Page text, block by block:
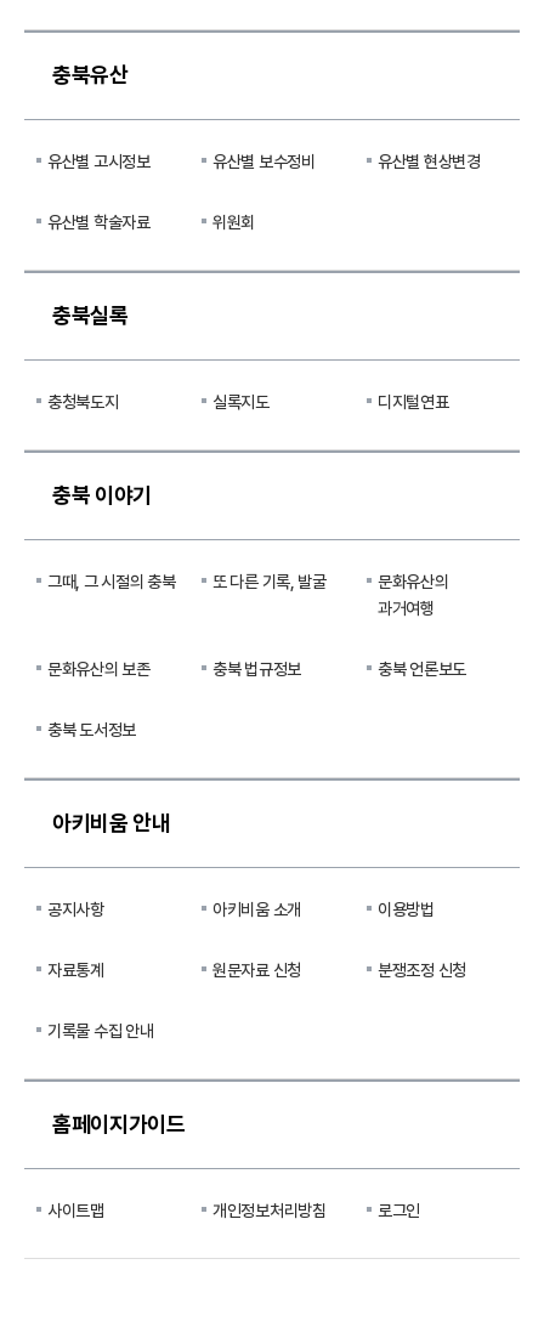
충북유산
유산별 고시정보 유산별 보수정비 유산별 현상변경
유산별 학술자료 위원회
충북실록
충청북도지 실록지도 디지털연표
충북 이야기
그때, 그 시절의 충북 또 다른 기록, 발굴
문화유산의
과거여행
문화유산의 보존 충북 법규정보 충북 언론보도
충북 도서정보
아키비움 안내
공지사항 아키비움 소개 이용방법
자료통계 원문자료 신청 분쟁조정 신청
기록물 수집 안내
홈페이지가이드
사이트맵 개인정보처리방침 로그인